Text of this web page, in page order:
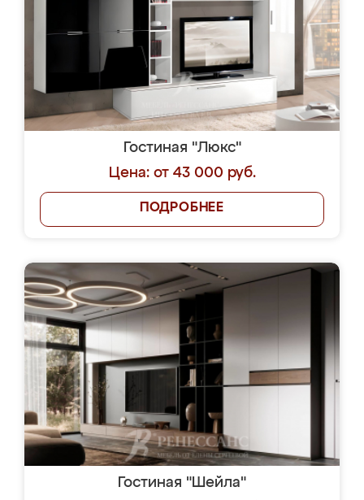
Гостиная "Люкс"
Цена: от 43 000 руб.
ПОДРОБНЕЕ
Гостиная "Шейла"